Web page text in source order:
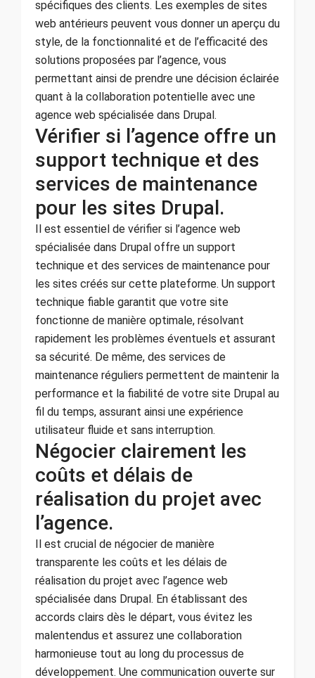
spécifiques des clients. Les exemples de sites
web antérieurs peuvent vous donner un aperçu du
style, de la fonctionnalité et de l’efficacité des
solutions proposées par l’agence, vous
permettant ainsi de prendre une décision éclairée
quant à la collaboration potentielle avec une
agence web spécialisée dans Drupal.
Vérifier si l’agence offre un
support technique et des
services de maintenance
pour les sites Drupal.
Il est essentiel de vérifier si l’agence web
spécialisée dans Drupal offre un support
technique et des services de maintenance pour
les sites créés sur cette plateforme. Un support
technique fiable garantit que votre site
fonctionne de manière optimale, résolvant
rapidement les problèmes éventuels et assurant
sa sécurité. De même, des services de
maintenance réguliers permettent de maintenir la
performance et la fiabilité de votre site Drupal au
fil du temps, assurant ainsi une expérience
utilisateur fluide et sans interruption.
Négocier clairement les
coûts et délais de
réalisation du projet avec
l’agence.
Il est crucial de négocier de manière
transparente les coûts et les délais de
réalisation du projet avec l’agence web
spécialisée dans Drupal. En établissant des
accords clairs dès le départ, vous évitez les
malentendus et assurez une collaboration
harmonieuse tout au long du processus de
développement. Une communication ouverte sur